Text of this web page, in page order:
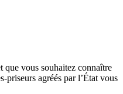
que vous souhaitez connaître
priseurs agréés par l’État vous